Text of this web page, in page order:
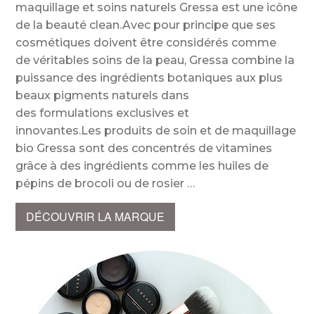
maquillage et soins naturels Gressa est une icône
de la beauté clean.Avec pour principe que ses
cosmétiques doivent être considérés comme
de véritables soins de la peau, Gressa combine la
puissance des ingrédients botaniques aux plus
beaux pigments naturels dans
des formulations exclusives et
innovantes.Les produits de soin et de maquillage
bio Gressa sont des concentrés de vitamines
grâce à des ingrédients comme les huiles de
pépins de brocoli ou de rosier
DÉCOUVRIR LA MARQUE